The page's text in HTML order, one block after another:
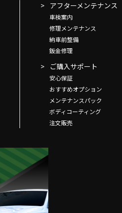
アフターメンテナンス
車検案内
修理メンテナンス
納車前整備
鈑金修理
ご購入サポート
安心保証
おすすめオプション
メンテナンスパック
ボディコーティング
注文販売